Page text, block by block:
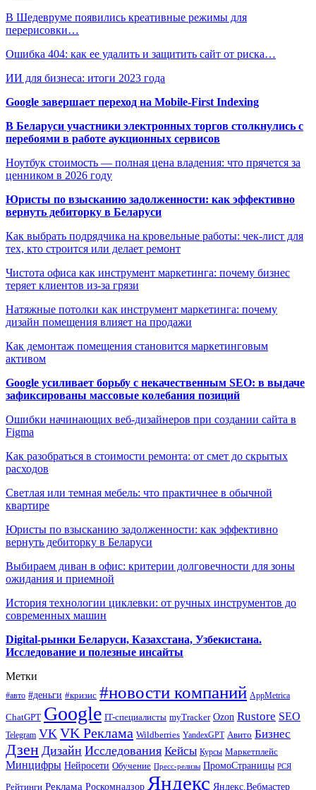
В Шедевруме появились креативные режимы для
перерисовки…
Ошибка 404: как ее удалить и защитить сайт от риска…
ИИ для бизнеса: итоги 2023 года
Google завершает переход на Mobile-First Indexing
В Беларуси участники электронных торгов столкнулись с
перебоями в работе аукционных сервисов
Ноутбук стоимость — полная цена владения: что прячется за
ценником в 2026 году
Юристы по взысканию задолженности: как эффективно
вернуть дебиторку в Беларуси
Как выбрать подрядчика на кровельные работы: чек-лист для
тех, кто строится или делает ремонт
Чистота офиса как инструмент маркетинга: почему бизнес
теряет клиентов из-за грязи
Натяжные потолки как инструмент маркетинга: почему
дизайн помещения влияет на продажи
Как демонтаж помещения становится маркетинговым
активом
Google усиливает борьбу с некачественным SEO: в выдаче
зафиксированы массовые колебания позиций
Ошибки начинающих веб-дизайнеров при создании сайта в
Figma
Как разобраться в стоимости ремонта: от смет до скрытых
расходов
Светлая или темная мебель: что практичнее в обычной
квартире
Юристы по взысканию задолженности: как эффективно
вернуть дебиторку в Беларуси
Выбираем диван в офис: критерии долговечности для зоны
ожидания и приемной
История технологии циклевки: от ручных инструментов до
современных машин
Digital-рынки Беларуси, Казахстана, Узбекистана.
Исследование и полезные инсайты
Метки
#авто #деньги #кризис #новости компаний AppMetrica
ChatGPT Google IT-специалисты myTracker Ozon Rustore SEO
Telegram VK VK Реклама Wildberries YandexGPT Авито Бизнес
Дзен Дизайн Исследования Кейсы Курсы Маркетплейс
Минцифры Нейросети Обучение Пресс-релизы ПромоСтраницы РСЯ
Рейтинги Реклама Роскомнадзор Яндекс Яндекс.Вебмастер